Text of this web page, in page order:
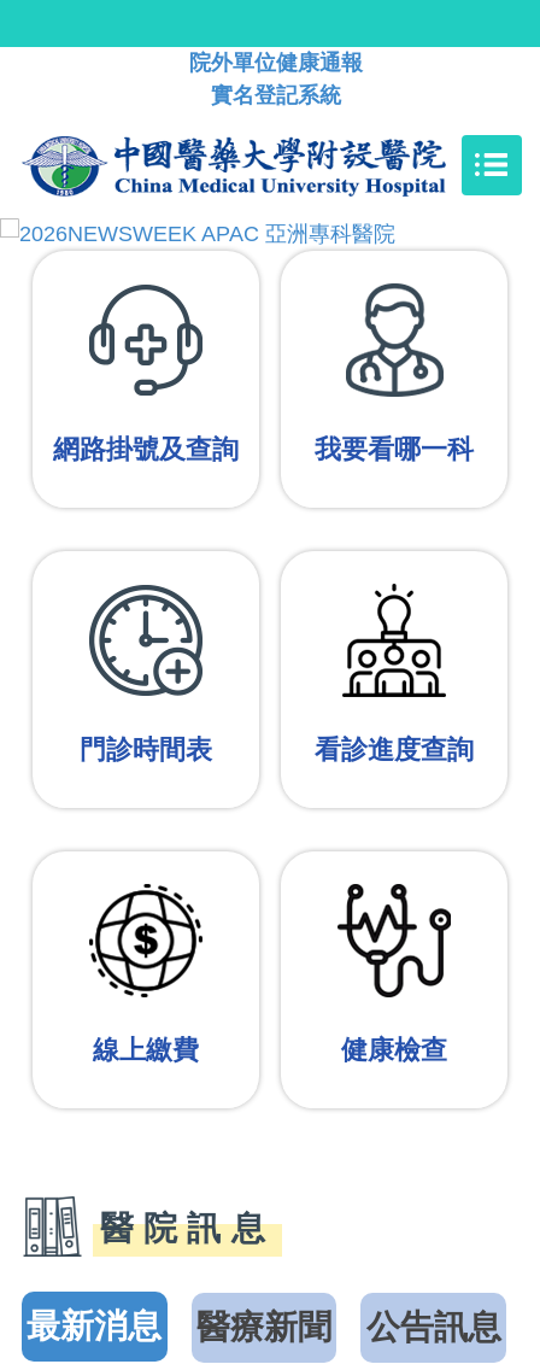
院外單位健康通報
實名登記系統
網路掛號及查詢 我要看哪一科
門診時間表 看診進度查詢
線上繳費 健康檢查
醫院訊息
最新消息 醫療新聞 公告訊息